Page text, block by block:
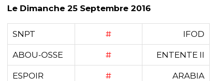
Le Dimanche 25 Septembre 2016
SNPT # IFOD
ABOU-OSSE # ENTENTE II
ESPOIR # ARABIA